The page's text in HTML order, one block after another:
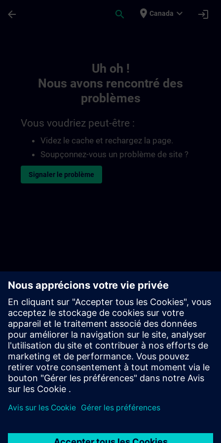
arrow_back search place Canada expand_more login
Uh oh !
Nous avons rencontré des
problèmes
Vous voudriez peut-être :
Videz le cache et rechargez la page.
Soupçonnez-vous un problème de site ?
Signaler le problème